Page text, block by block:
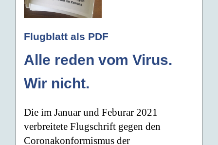
Flugblatt als PDF
Alle reden vom Virus.
Wir nicht.
Die im Januar und Feburar 2021
verbreitete Flugschrift gegen den
Coronakonformismus der